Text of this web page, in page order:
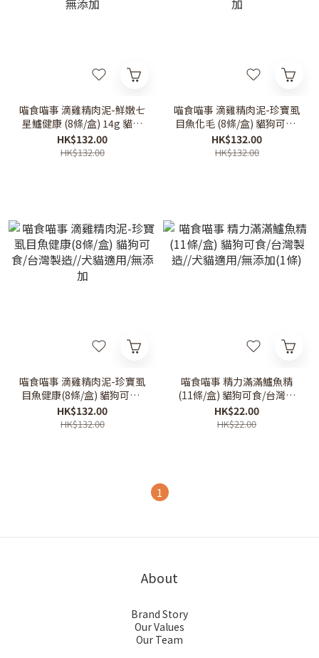
喵食喵事 滴雞精肉泥-鮮嫩七
星鱸健康 (8條/盒) 14g 貓狗
可食/台灣製造//犬貓適用/無
添加
HK$132.00
HK$132.00
喵食喵事 滴雞精肉泥-珍寶虱
目魚化毛 (8條/盒) 貓狗可食/
台灣製造//犬貓適用/無添加
HK$132.00
HK$132.00
喵食喵事 滴雞精肉泥-珍寶虱
目魚健康(8條/盒) 貓狗可食/
台灣製造//犬貓適用/無添加
HK$132.00
HK$132.00
喵食喵事 精力滿滿鱸魚精
(11條/盒) 貓狗可食/台灣製
造//犬貓適用/無添加(1條)
HK$22.00
HK$22.00
1
About
Brand Story
Our Values
Our Team